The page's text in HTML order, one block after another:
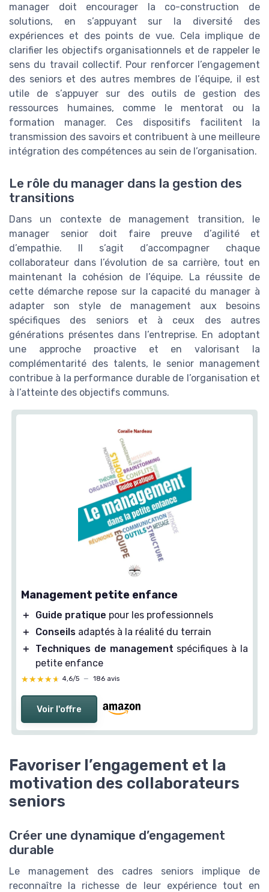
manager doit encourager la co-construction de
solutions, en s’appuyant sur la diversité des
expériences et des points de vue. Cela implique de
clarifier les objectifs organisationnels et de rappeler le
sens du travail collectif. Pour renforcer l’engagement
des seniors et des autres membres de l’équipe, il est
utile de s’appuyer sur des outils de gestion des
ressources humaines, comme le mentorat ou la
formation manager. Ces dispositifs facilitent la
transmission des savoirs et contribuent à une meilleure
intégration des compétences au sein de l’organisation.
Le rôle du manager dans la gestion des
transitions
Dans un contexte de management transition, le
manager senior doit faire preuve d’agilité et
d’empathie. Il s’agit d’accompagner chaque
collaborateur dans l’évolution de sa carrière, tout en
maintenant la cohésion de l’équipe. La réussite de
cette démarche repose sur la capacité du manager à
adapter son style de management aux besoins
spécifiques des seniors et à ceux des autres
générations présentes dans l’entreprise. En adoptant
une approche proactive et en valorisant la
complémentarité des talents, le senior management
contribue à la performance durable de l’organisation et
à l’atteinte des objectifs communs.
Management petite enfance
＋ Guide pratique pour les professionnels
＋
Conseils adaptés à la réalité du terrain
＋
Techniques de management spécifiques à la
petite enfance
★★★★★
★★★★★ 4,6/5 — 186 avis
Voir l'offre
Favoriser l’engagement et la
motivation des collaborateurs
seniors
Créer une dynamique d’engagement
durable
Le management des cadres seniors implique de
reconnaître la richesse de leur expérience tout en